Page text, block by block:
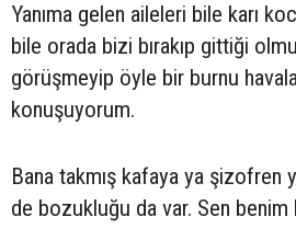
Yanıma gelen aileleri bile karı
bile orada bizi bırakıp gittiği
görüşmeyip öyle bir burnu
konuşuyorum.
Bana takmış kafaya ya şizofren
de bozukluğu da var. Sen benim